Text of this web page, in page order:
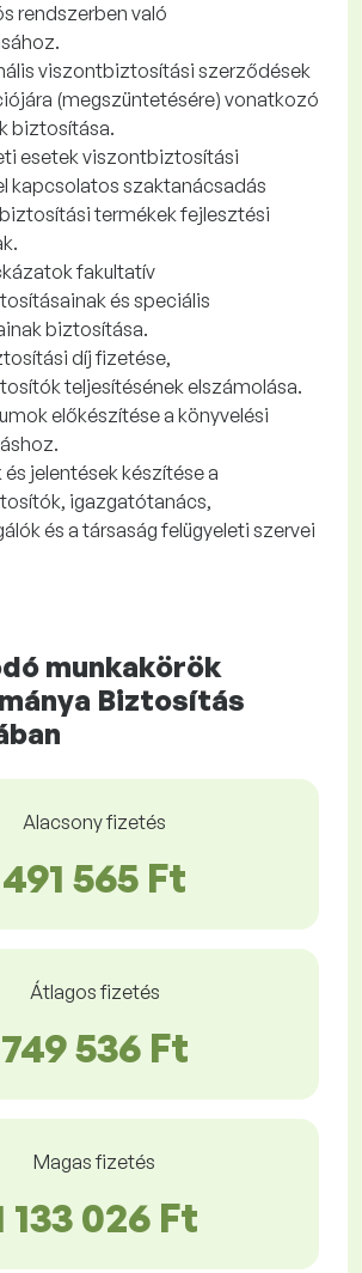
rendszerben való
viszontbiztosítási szerződések
(megszüntetésére) vonatkozó
biztosítása.
esetek viszontbiztosítási
kapcsolatos szaktanácsadás
termékek fejlesztési
fakultatív
és speciális
biztosítása.
díj fizetése,
teljesítésének elszámolása.
előkészítése a könyvelési
és jelentések készítése a
igazgatótanács,
és a társaság felügyeleti szervei
munkakörök
Biztosítás
Alacsony fizetés
491 565 Ft
Átlagos fizetés
749 536 Ft
Magas fizetés
133 026 Ft